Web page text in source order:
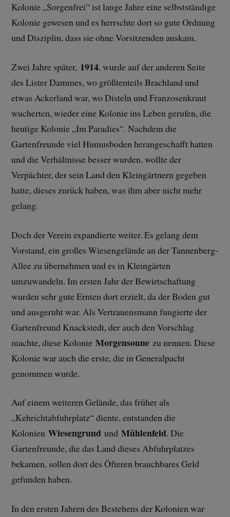
Kolonie „Sorgenfrei“ ist lange Jahre eine selbstständige
Kolonie gewesen und es herrschte dort so gute Ordnung
und Disziplin, dass sie ohne Vorsitzenden auskam.
Zwei Jahre später, 1914, wurde auf der anderen Seite
des Lister Dammes, wo größtenteils Brachland und
etwas Ackerland war, wo Disteln und Franzosenkraut
wucherten, wieder eine Kolonie ins Leben gerufen, die
heutige Kolonie „Im Paradies“. Nachdem die
Gartenfreunde viel Humusboden herangeschafft hatten
und die Verhältnisse besser wurden, wollte der
Verpächter, der sein Land den Kleingärtnern gegeben
hatte, dieses zurück haben, was ihm aber nicht mehr
gelang.
Doch der Verein expandierte weiter. Es gelang dem
Vorstand, ein großes Wiesengelände an der Tannenberg-
Allee zu übernehmen und es in Kleingärten
umzuwandeln. Im ersten Jahr der Bewirtschaftung
wurden sehr gute Ernten dort erzielt, da der Boden gut
und ausgeruht war. Als Vertrauensmann fungierte der
Gartenfreund Knackstedt, der auch den Vorschlag
machte, diese KolonieMorgensonne zu nennen. Diese
Kolonie war auch die erste, die in Generalpacht
genommen wurde.
Auf einem weiteren Gelände, das früher als
„Kehrichtabfuhrplatz“ diente, entstanden die
KolonienWiesengrund undMühlenfeld. Die
Gartenfreunde, die das Land dieses Abfuhrplatzes
bekamen, sollen dort des Öfteren brauchbares Geld
gefunden haben.
In den ersten Jahren des Bestehens der Kolonien war